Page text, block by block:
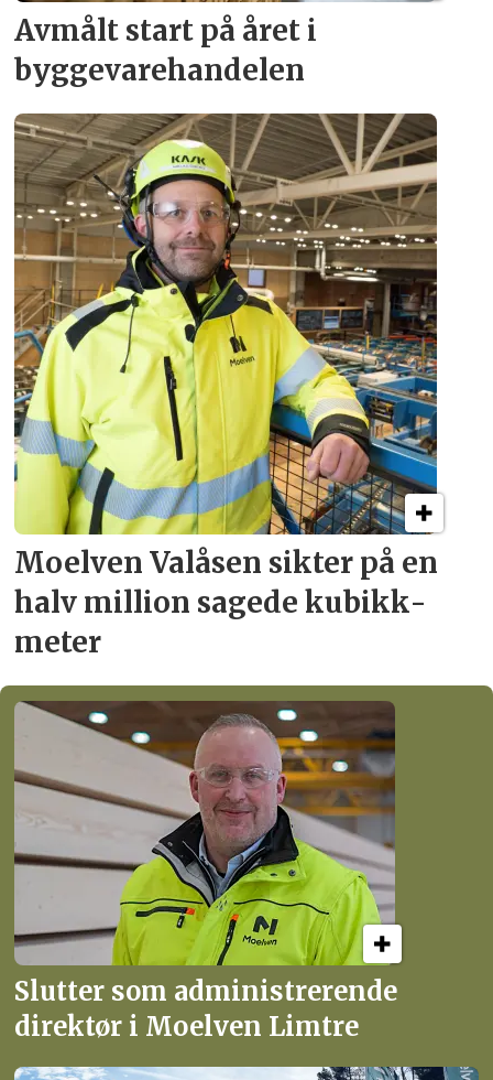
Avmålt start på året i
byggevare­handelen
Moelven Valåsen sikter på en
halv million sagede kubikk­
meter
Slutter som administrerende
direktør i Moelven Limtre